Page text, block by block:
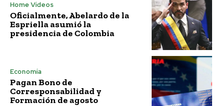
Home Vídeos
Oficialmente, Abelardo de la
Espriella asumió la
presidencia de Colombia
Economía
Pagan Bono de
Corresponsabilidad y
Formación de agosto